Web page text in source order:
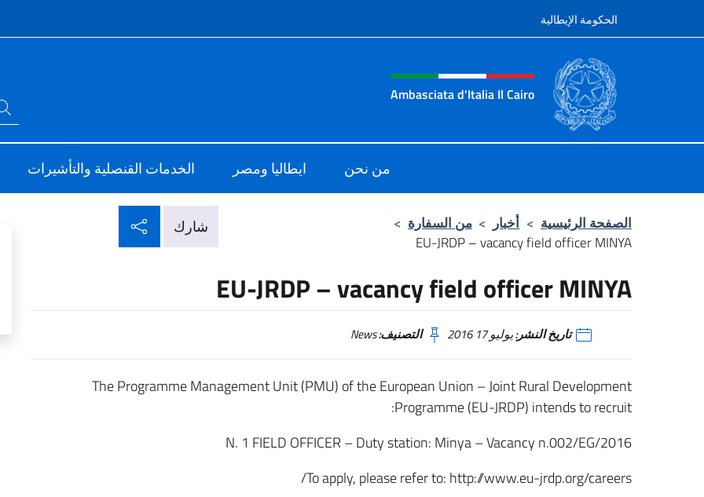
انتقل إلى المحتوىالحكومة الإيطالية
Intestazione sito, social e menù
Ambasciata d'Italia Il Cairo
ابحث في الموقع
من نحن ايطاليا ومصر الخدمات القنصلية والتأشيرات
الصفحة الرئيسية > أخبار > من السفارة >
EU-JRDP – vacancy field officer MINYA
شارك
EU-JRDP – vacancy field officer MINYA
تاريخ النشر:يوليو 17 2016 التصنيف:News
The Programme Management Unit (PMU) of the European Union – Joint Rural Development
Programme (EU-JRDP) intends to recruit:
N. 1 FIELD OFFICER – Duty station: Minya – Vacancy n.002/EG/2016
To apply, please refer to: http://www.eu-jrdp.org/careers/